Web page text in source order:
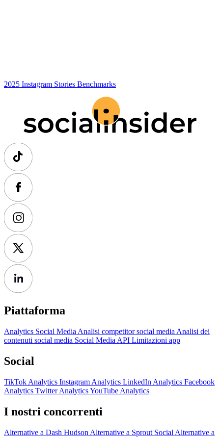
2025 Instagram Stories Benchmarks
Piattaforma
Analytics Social Media Analisi competitor social media Analisi dei
contenuti social media Social Media API Limitazioni app
Social
TikTok Analytics Instagram Analytics LinkedIn Analytics Facebook
Analytics Twitter AnalyticsYouTube Analytics
I nostri concorrenti
Alternative a Dash Hudson Alternative a Sprout Social Alternative a